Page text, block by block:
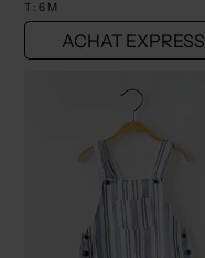
T : 6 M
ACHAT EXPRESS